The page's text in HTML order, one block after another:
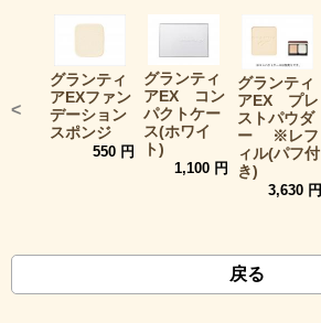
グランティ
アEXファン
デーション
スポンジ
550 円
グランティ
アEX コン
パクトケー
ス(ホワイ
ト)
1,100 円
グランティ
アEX プレ
ストパウダ
ー ※レフ
ィル(パフ付
き)
3,630 円
<
戻る